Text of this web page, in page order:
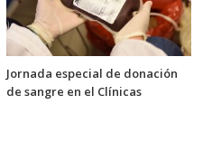
Jornada especial de donación
de sangre en el Clínicas